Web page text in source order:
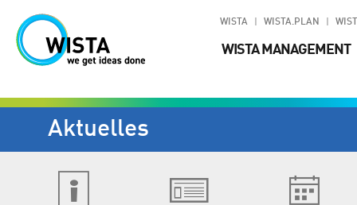
WISTA WISTA.PLAN
WISTA MANAGEMENT
Aktuelles